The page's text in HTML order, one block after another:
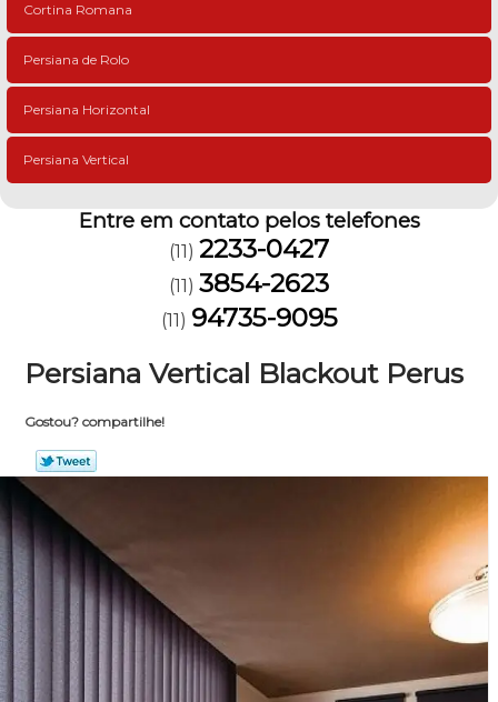
Cortina Romana
Persiana de Rolo
Persiana Horizontal
Persiana Vertical
Entre em contato pelos telefones
(11) 2233-0427
(11) 3854-2623
(11) 94735-9095
Persiana Vertical Blackout Perus
Gostou? compartilhe!